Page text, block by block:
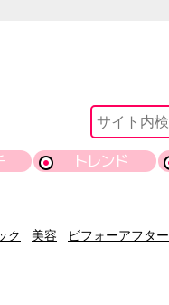
トレンド
ク 美容 ビフォーアフター